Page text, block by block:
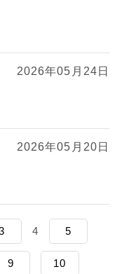
2026年05月24日
2026年05月20日
4 5
9 10